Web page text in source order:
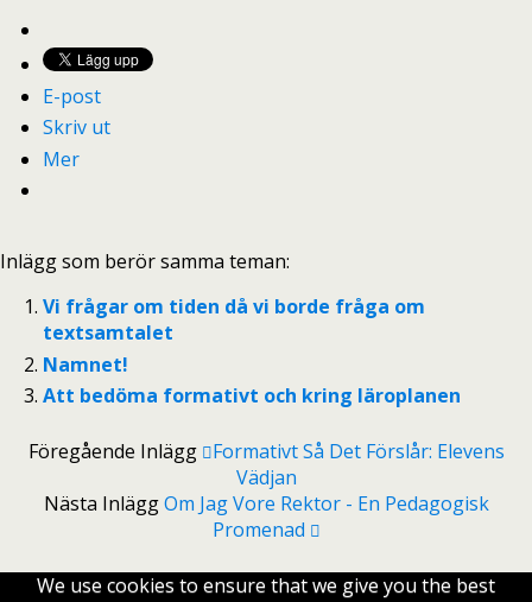
E-post
Skriv ut
Mer
Inlägg som berör samma teman:
Vi frågar om tiden då vi borde fråga om
textsamtalet
Namnet!
Att bedöma formativt och kring läroplanen
Föregående Inlägg
Formativt Så Det Förslår: Elevens
Vädjan
Nästa InläggOm Jag Vore Rektor - En Pedagogisk
Promenad
We use cookies to ensure that we give you the best